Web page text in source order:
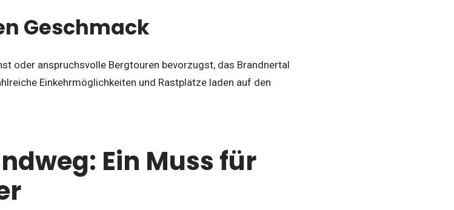
Geschmack
oder anspruchsvolle Bergtouren bevorzugst, das Brandnertal
Einkehrmöglichkeiten und Rastplätze laden auf den
Ein Muss für